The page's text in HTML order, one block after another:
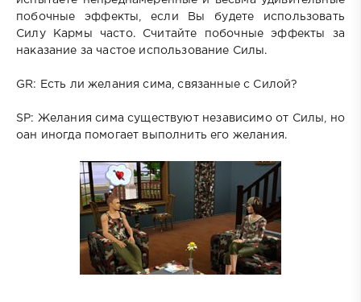
побочные эффекты, если Вы будете использовать
Силу Кармы часто. Считайте побочные эффекты за
наказание за частое использование Силы.
GR: Есть ли желания сима, связанные с Силой?
SP: Желания сима существуют независимо от Силы, но
оан иногда помогает выполнить его желания.